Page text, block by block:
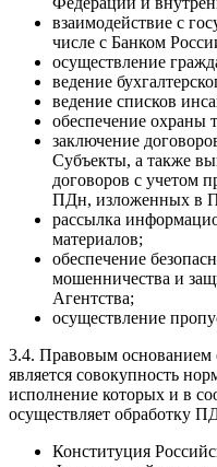
взаимодействие с
числе с Банком
осуществление
ведение
ведение списков
обеспечение охраны
заключение
Субъекты, а также
договоров с учетом
ПДн, изложенных в
рассылка
материалов;
обеспечение
мошенничества и
Агентства;
осуществление
3.4. Правовым основанием
является совокупность
исполнение которых и в
осуществляет обработку
Конституция